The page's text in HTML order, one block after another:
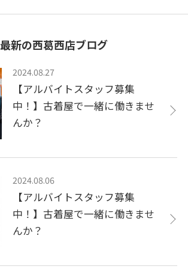
最新の西葛西店ブログ
2024.08.27
【アルバイトスタッフ募集
中！】古着屋で一緒に働きませ
んか？
2024.08.06
【アルバイトスタッフ募集
中！】古着屋で一緒に働きませ
んか？